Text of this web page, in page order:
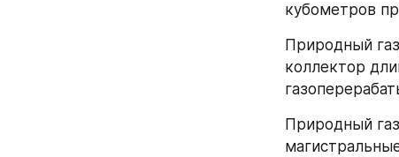
кубометров
Природный
коллектор
Природный